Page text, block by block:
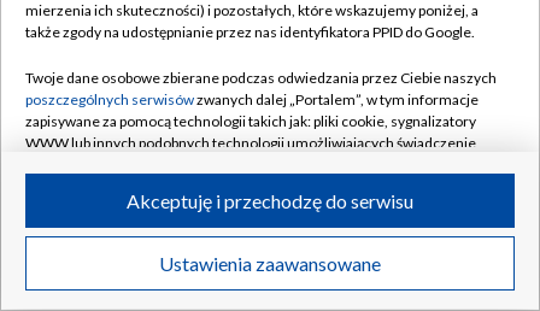
Naziemna Telewizja Cyfrowa
Rada Programowa
System NOS
Informacje o nadawcy
Program dla prasy
Ogłoszenie przetargowe
Pomoc
Kontakt
Kanały
©2026 Telewizja Polska S.A. w likwidacji
mierzenia ich skuteczności) i pozostałych, które wskazujemy poniżej, a
także zgody na udostępnianie przez nas identyfikatora PPID do Google.
Twoje dane osobowe zbierane podczas odwiedzania przez Ciebie naszych
poszczególnych serwisówzwanych dalej „Portalem”, w tym informacje
zapisywane za pomocą technologii takich jak: pliki cookie, sygnalizatory
WWW lub innych podobnych technologii umożliwiających świadczenie
ruchu w Internecie.
Twoje dane osobowe zbierane podczas odwiedzania przez Ciebie
poszczególnych serwisówna Portalu, takie jak adresy IP, identyfikatory
Ustawienia zaawansowane
Akceptuję i przechodzę do serwisu